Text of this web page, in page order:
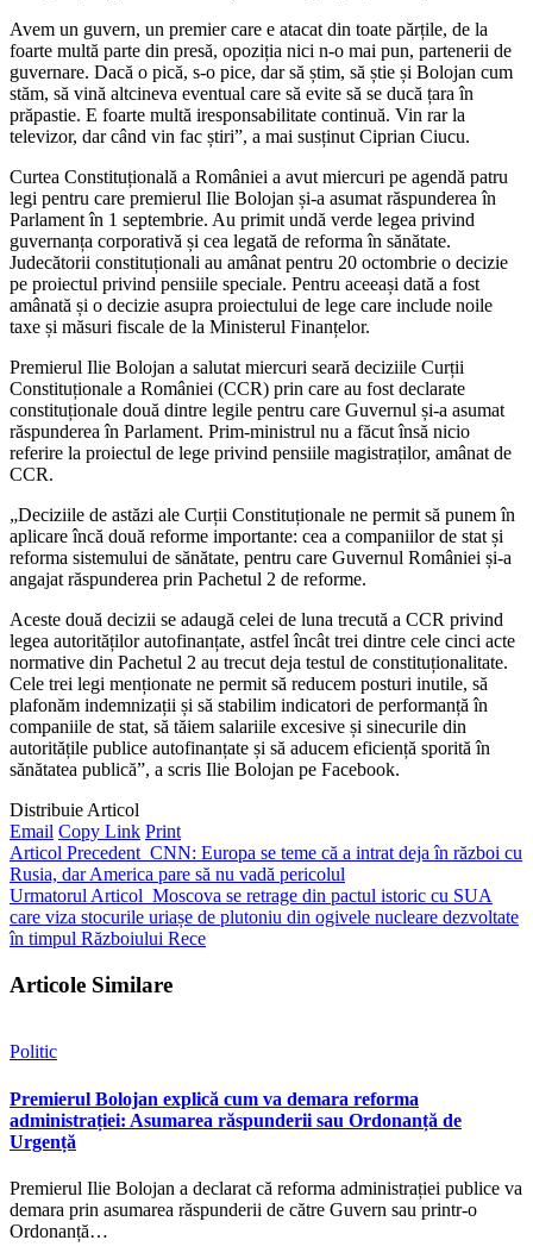
Avem un guvern, un premier care e atacat din toate părțile, de la
foarte multă parte din presă, opoziția nici n-o mai pun, partenerii de
guvernare. Dacă o pică, s-o pice, dar să știm, să știe și Bolojan cum
stăm, să vină altcineva eventual care să evite să se ducă țara în
prăpastie. E foarte multă iresponsabilitate continuă. Vin rar la
televizor, dar când vin fac știri”, a mai susținut Ciprian Ciucu.
Curtea Constituțională a României a avut miercuri pe agendă patru
legi pentru care premierul Ilie Bolojan și-a asumat răspunderea în
Parlament în 1 septembrie. Au primit undă verde legea privind
guvernanța corporativă și cea legată de reforma în sănătate.
Judecătorii constituționali au amânat pentru 20 octombrie o decizie
pe proiectul privind pensiile speciale. Pentru aceeași dată a fost
amânată și o decizie asupra proiectului de lege care include noile
taxe și măsuri fiscale de la Ministerul Finanțelor.
Premierul Ilie Bolojan a salutat miercuri seară deciziile Curții
Constituționale a României (CCR) prin care au fost declarate
constituționale două dintre legile pentru care Guvernul și-a asumat
răspunderea în Parlament. Prim-ministrul nu a făcut însă nicio
referire la proiectul de lege privind pensiile magistraților, amânat de
CCR.
„Deciziile de astăzi ale Curții Constituționale ne permit să punem în
aplicare încă două reforme importante: cea a companiilor de stat și
reforma sistemului de sănătate, pentru care Guvernul României și-a
angajat răspunderea prin Pachetul 2 de reforme.
Aceste două decizii se adaugă celei de luna trecută a CCR privind
legea autorităților autofinanțate, astfel încât trei dintre cele cinci acte
normative din Pachetul 2 au trecut deja testul de constituționalitate.
Cele trei legi menționate ne permit să reducem posturi inutile, să
plafonăm indemnizații și să stabilim indicatori de performanță în
companiile de stat, să tăiem salariile excesive și sinecurile din
autoritățile publice autofinanțate și să aducem eficiență sporită în
sănătatea publică”, a scris Ilie Bolojan pe Facebook.
Distribuie Articol
Email Copy Link Print
Articol Precedent CNN: Europa se teme că a intrat deja în război cu
Rusia, dar America pare să nu vadă pericolul
Urmatorul Articol Moscova se retrage din pactul istoric cu SUA
care viza stocurile uriașe de plutoniu din ogivele nucleare dezvoltate
în timpul Războiului Rece
Articole Similare
Politic
Premierul Bolojan explică cum va demara reforma
administrației: Asumarea răspunderii sau Ordonanță de
Urgență
Premierul Ilie Bolojan a declarat că reforma administrației publice va
demara prin asumarea răspunderii de către Guvern sau printr-o
Ordonanță…